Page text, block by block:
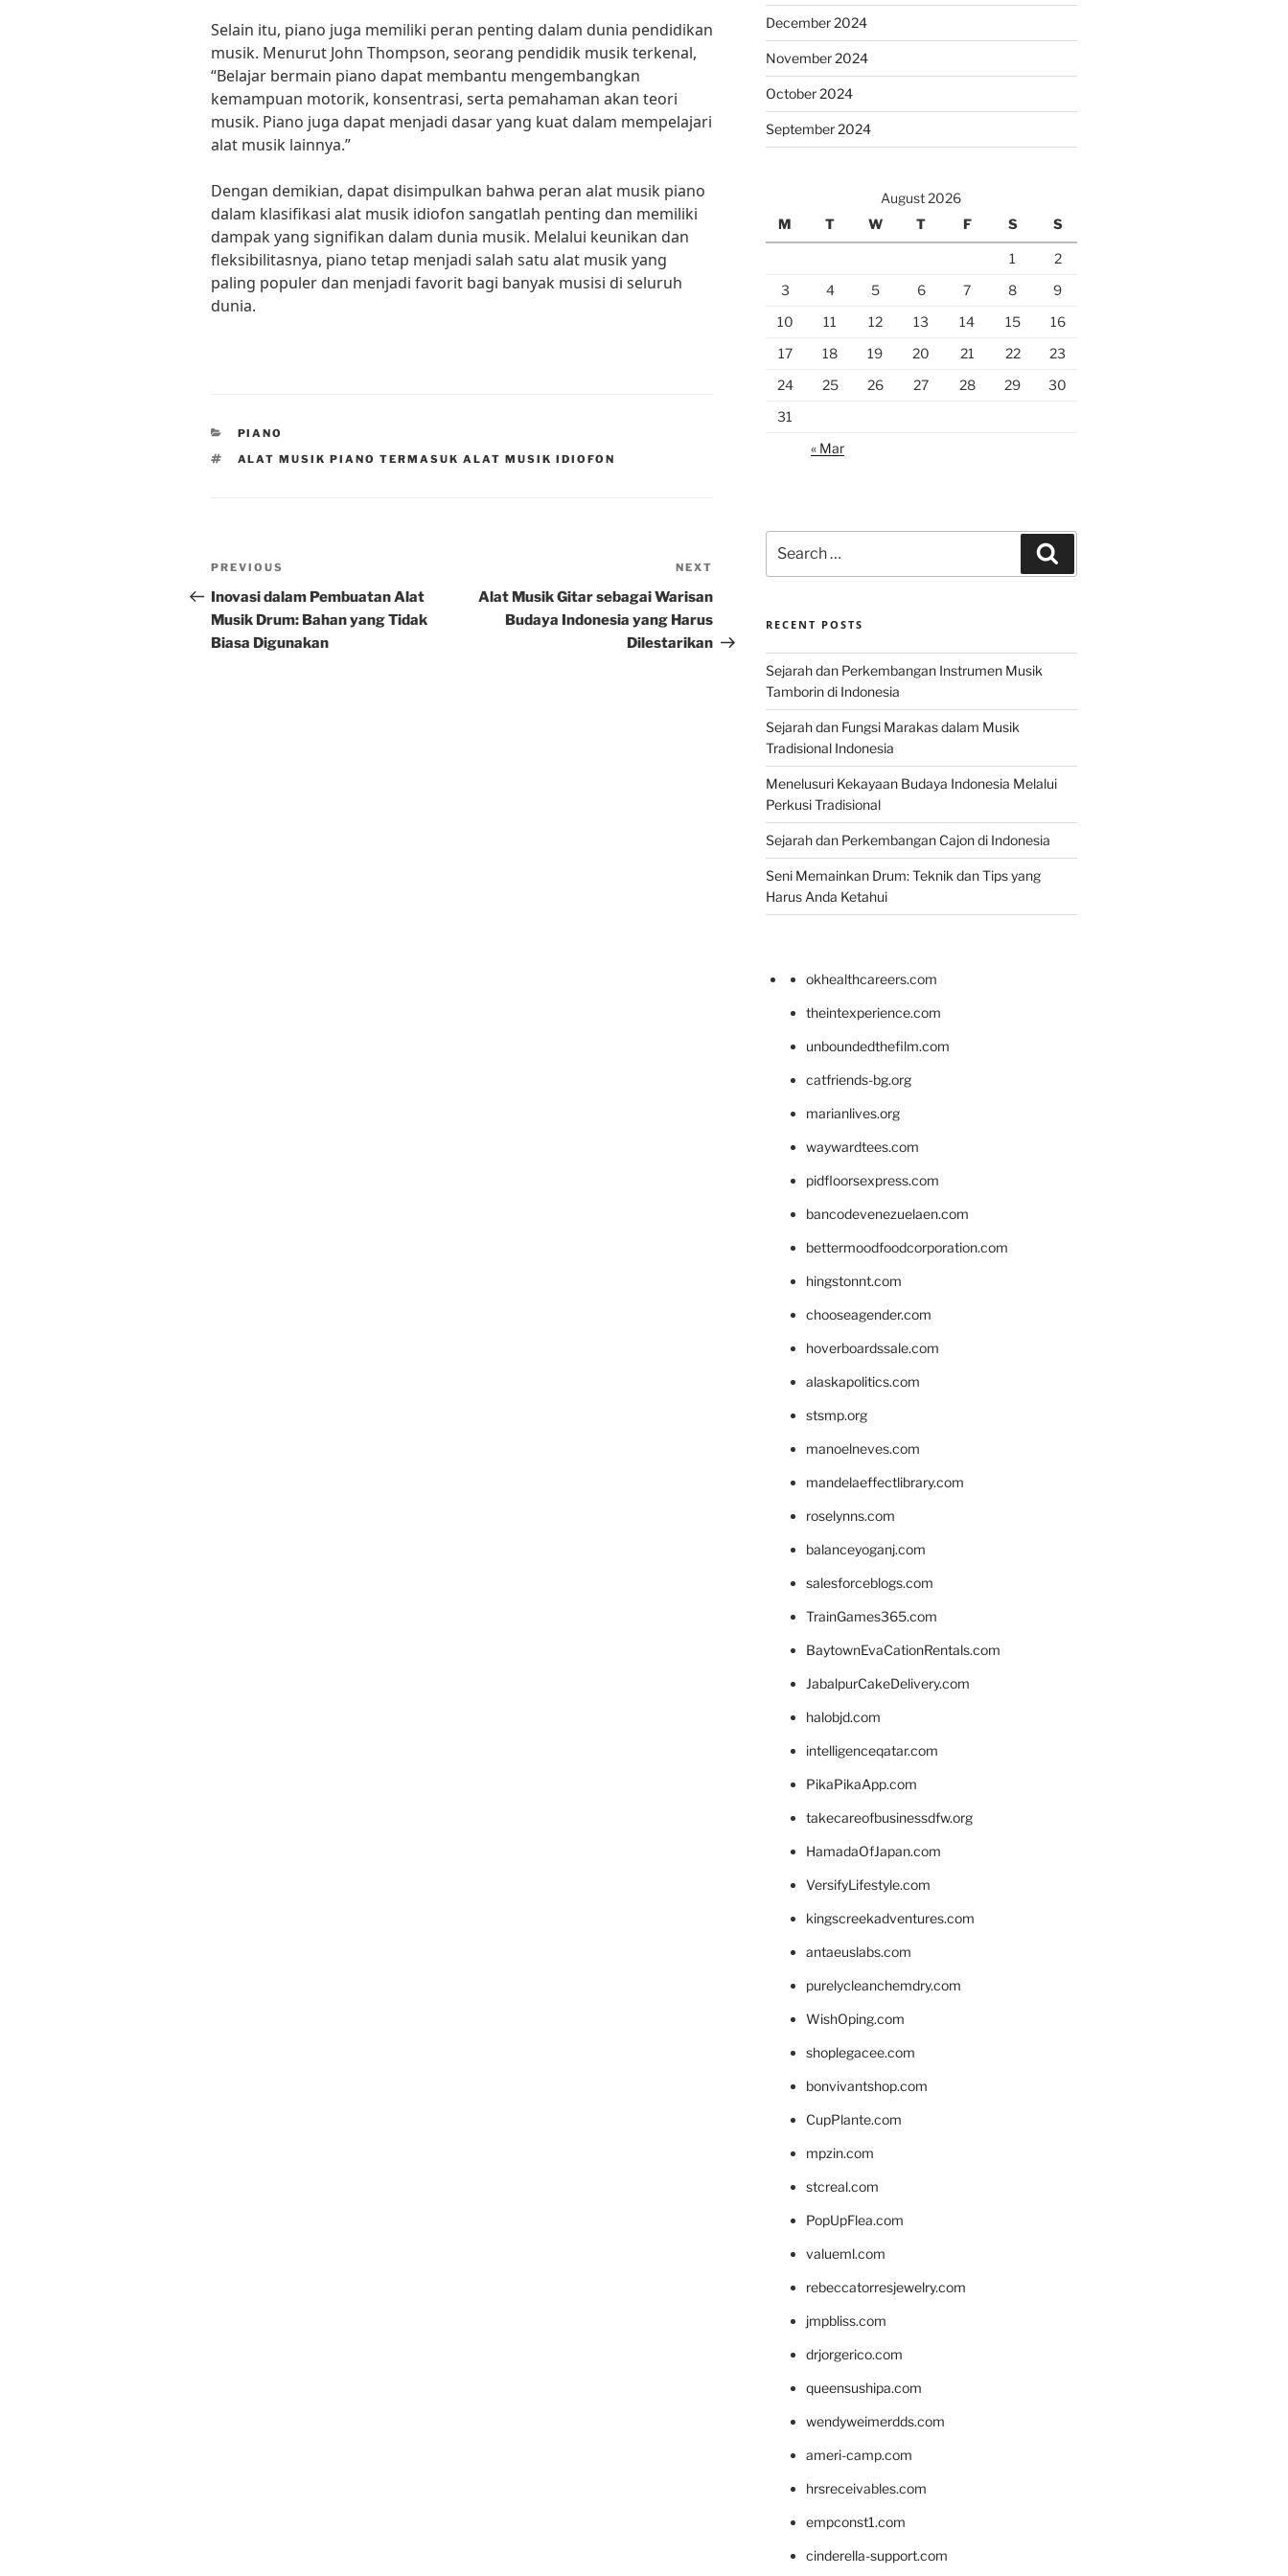
Selain itu, piano juga memiliki peran penting dalam dunia pendidikan
musik. Menurut John Thompson, seorang pendidik musik terkenal,
“Belajar bermain piano dapat membantu mengembangkan
kemampuan motorik, konsentrasi, serta pemahaman akan teori
musik. Piano juga dapat menjadi dasar yang kuat dalam mempelajari
alat musik lainnya.”
Dengan demikian, dapat disimpulkan bahwa peran alat musik piano
dalam klasifikasi alat musik idiofon sangatlah penting dan memiliki
dampak yang signifikan dalam dunia musik. Melalui keunikan dan
fleksibilitasnya, piano tetap menjadi salah satu alat musik yang
paling populer dan menjadi favorit bagi banyak musisi di seluruh
dunia.
CATEGORIES
PIANO
TAGS
ALAT MUSIK PIANO TERMASUK ALAT MUSIK IDIOFON
Post
navigation
Previous
Post
PREVIOUS
Inovasi dalam Pembuatan Alat
Musik Drum: Bahan yang Tidak
Biasa Digunakan
Post
NEXT
Alat Musik Gitar sebagai Warisan
Budaya Indonesia yang Harus
Dilestarikan
December 2024
November 2024
October 2024
September 2024
August 2026
M
T W T F S S
1
2
3
4 5 6 7 8
9
10
11 12 13 14 15
16
17
18 19 20 21 22
23
24
25 26 27 28 29
30
31
« Mar
for:
RECENT POSTS
Sejarah dan Perkembangan Instrumen Musik
Tamborin di Indonesia
Sejarah dan Fungsi Marakas dalam Musik
Tradisional Indonesia
Menelusuri Kekayaan Budaya Indonesia Melalui
Perkusi Tradisional
Sejarah dan Perkembangan Cajon di Indonesia
Seni Memainkan Drum: Teknik dan Tips yang
Harus Anda Ketahui
okhealthcareers.com
theintexperience.com
unboundedthefilm.com
catfriends-bg.org
marianlives.org
waywardtees.com
pidfloorsexpress.com
bancodevenezuelaen.com
bettermoodfoodcorporation.com
hingstonnt.com
chooseagender.com
hoverboardssale.com
alaskapolitics.com
stsmp.org
manoelneves.com
mandelaeffectlibrary.com
roselynns.com
balanceyoganj.com
salesforceblogs.com
TrainGames365.com
BaytownEvaCationRentals.com
JabalpurCakeDelivery.com
halobjd.com
intelligenceqatar.com
PikaPikaApp.com
takecareofbusinessdfw.org
HamadaOfJapan.com
VersifyLifestyle.com
kingscreekadventures.com
antaeuslabs.com
purelycleanchemdry.com
WishOping.com
shoplegacee.com
bonvivantshop.com
CupPlante.com
mpzin.com
stcreal.com
PopUpFlea.com
valueml.com
rebeccatorresjewelry.com
jmpbliss.com
drjorgerico.com
queensushipa.com
wendyweimerdds.com
ameri-camp.com
hrsreceivables.com
empconst1.com
cinderella-support.com